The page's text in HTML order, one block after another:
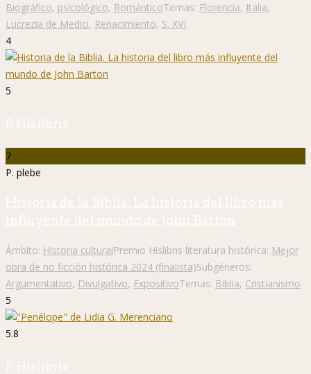
Biográfico, psicológico, RománticoTemas: Florencia, Italia,
Lucrezia de Medici, Renacimiento, S. XVI
4
5
P. Hislibris
7
P. plebe
Historia de la Biblia. La historia del libro más
influyente del mundo de John Barton
Ámbito: Historia culturalPremio Hislibris literatura histórica: Mejor
obra de no ficción histórica 2024 (finalista)Subgéneros:
Argumentativo, Divulgativo, ExpositivoTemas: Biblia, Cristianismo
5
5.8
P. Hislibris